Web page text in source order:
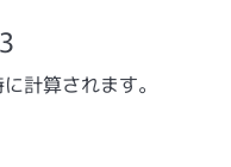
計算されます。